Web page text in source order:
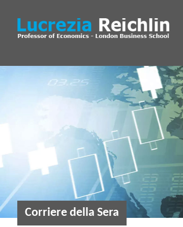
Corriere della Sera